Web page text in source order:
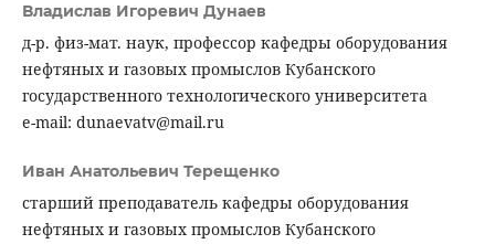
Владислав Игоревич Дунаев
д-р. физ-мат. наук, профессор кафедры оборудования
нефтяных и газовых промыслов Кубанского
государственного технологического университета
e-mail: dunaevatv@mail.ru
Иван Анатольевич Терещенко
старший преподаватель кафедры оборудования
нефтяных и газовых промыслов Кубанского